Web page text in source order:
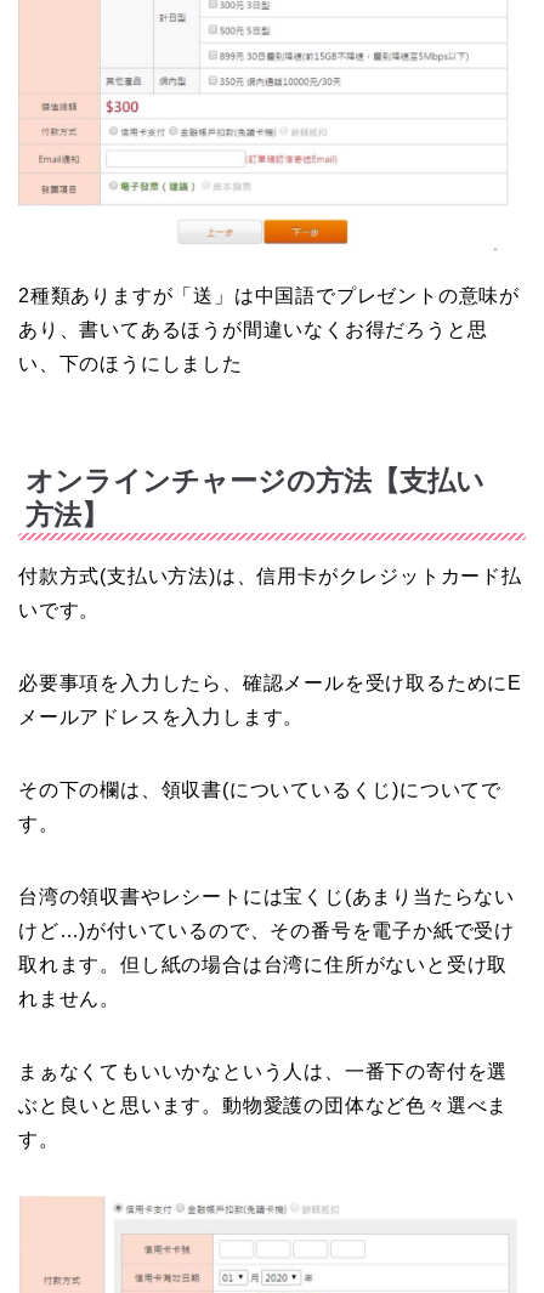
2種類ありますが「送」は中国語でプレゼントの意味が
あり、書いてあるほうが間違いなくお得だろうと思
い、下のほうにしました
オンラインチャージの方法【支払い
方法】
付款方式(支払い方法)は、信用卡がクレジットカード払
いです。
必要事項を入力したら、確認メールを受け取るためにE
メールアドレスを入力します。
その下の欄は、領収書(についているくじ)についてで
す。
台湾の領収書やレシートには宝くじ(あまり当たらない
けど…)が付いているので、その番号を電子か紙で受け
取れます。但し紙の場合は台湾に住所がないと受け取
れません。
まぁなくてもいいかなという人は、一番下の寄付を選
ぶと良いと思います。動物愛護の団体など色々選べま
す。